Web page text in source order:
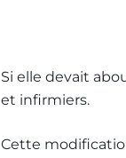
Si elle devait
et infirmiers.
Cette